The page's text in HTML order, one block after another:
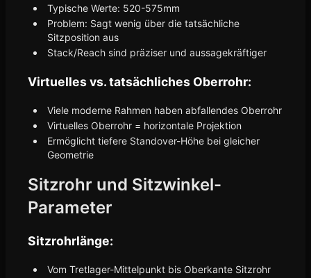
Typische Werte: 520-575mm
Problem: Sagt wenig über die tatsächliche
Sitzposition aus
Stack/Reach sind präziser und aussagekräftiger
Virtuelles vs. tatsächliches Oberrohr:
Viele moderne Rahmen haben abfallendes Oberrohr
Virtuelles Oberrohr = horizontale Projektion
Ermöglicht tiefere Standover-Höhe bei gleicher
Geometrie
Sitzrohr und Sitzwinkel-
Parameter
Sitzrohrlänge:
Vom Tretlager-Mittelpunkt bis Oberkante Sitzrohr